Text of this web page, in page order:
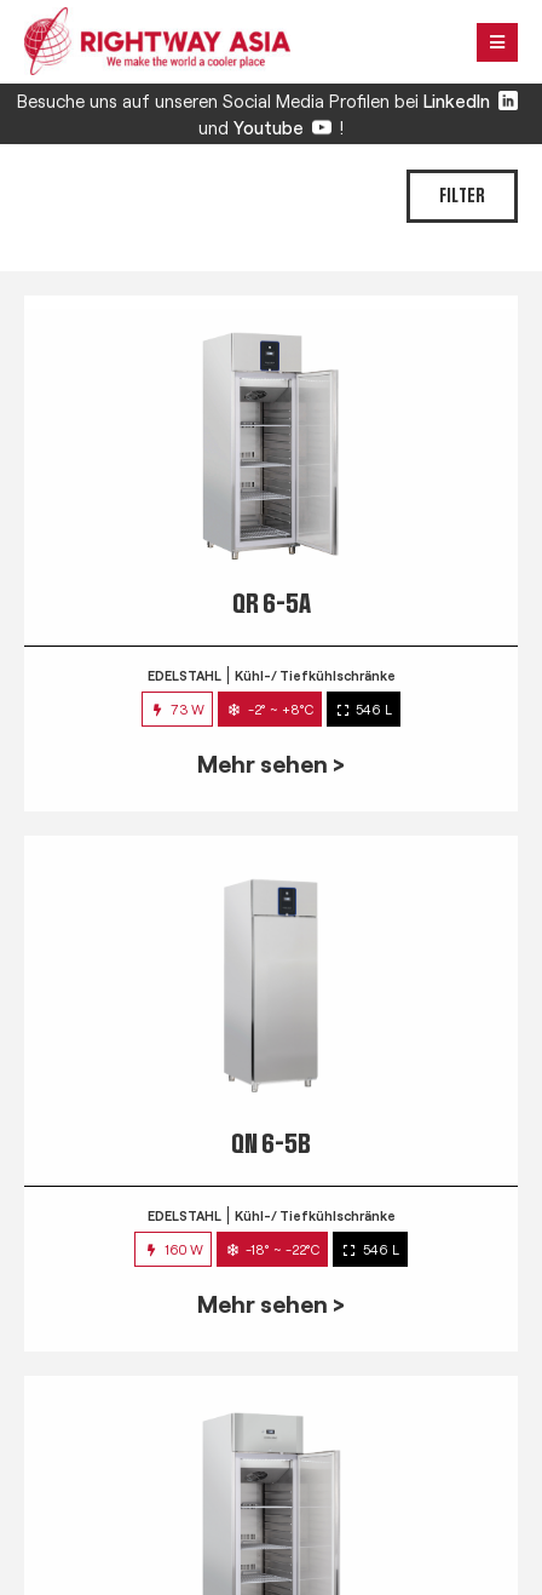
Besuche uns auf unseren Social Media Profilen bei LinkedIn
und Youtube !
FILTER
QR 6-5A
EDELSTAHL Kühl-/ Tiefkühlschränke
73 W -2° ~ +8°C 546 L
Mehr sehen >
QN 6-5B
EDELSTAHL Kühl-/ Tiefkühlschränke
160 W -18° ~ -22°C 546 L
Mehr sehen >